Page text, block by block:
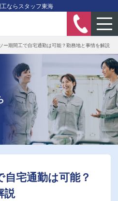
ならスタッフ東海
ー期間工で自宅通勤は可能？勤務地と事情を解説
宅通勤は可能？
説